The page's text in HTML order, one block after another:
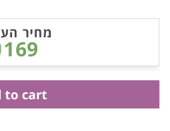
מחיר
to cart